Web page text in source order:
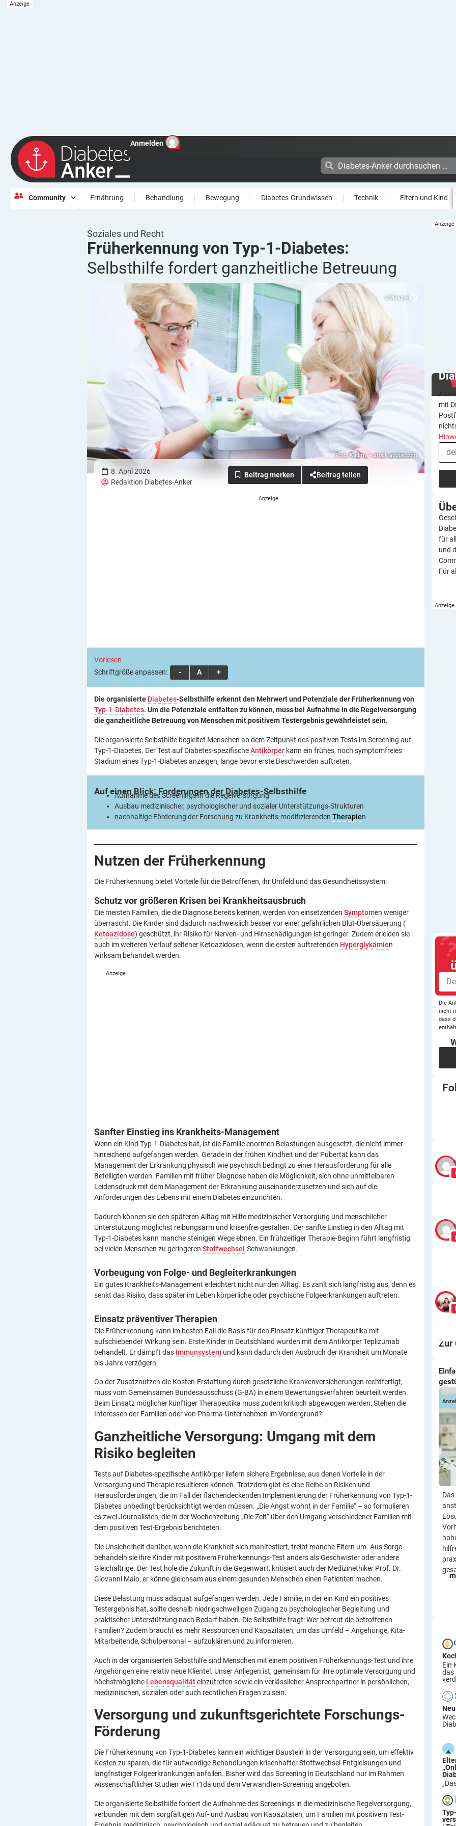
Anmelden
Community Ernährung Behandlung Bewegung Diabetes-Grundwissen Technik Eltern und Kind
Soziales und Recht
Früherkennung von Typ-1-Diabetes:
Selbsthilfe fordert ganzheitliche Betreuung
3 Minuten
Foto: Kadmy – stock.adobe.com
8. April 2026
Redaktion Diabetes-Anker
Beitrag teilen
Vorlesen
Schriftgröße anpassen:
A A A
Die organisierte Diabetes-Selbsthilfe erkennt den Mehrwert und Potenziale der Früherkennung von
Typ-1-Diabetes. Um die Potenziale entfalten zu können, muss bei Aufnahme in die Regelversorgung
die ganzheitliche Betreuung von Menschen mit positivem Testergebnis gewährleistet sein.
Die organisierte Selbsthilfe begleitet Menschen ab dem Zeitpunkt des positiven Tests im Screening auf
Typ-1-Diabetes. Der Test auf Diabetes-spezifischeAntikörper kann ein frühes, noch symptomfreies
Stadium eines Typ-1-Diabetes anzeigen, lange bevor erste Beschwerden auftreten.
Auf einen Blick: Forderungen der Diabetes-Selbsthilfe
Aufnahme des Screenings in die Regelversorgung
Ausbau medizinischer, psychologischer und sozialer Unterstützungs-Strukturen
nachhaltige Förderung der Forschung zu Krankheits-modifizierenden Therapien
Nutzen der Früherkennung
Die Früherkennung bietet Vorteile für die Betroffenen, ihr Umfeld und das Gesundheitssystem:
Schutz vor größeren Krisen bei Krankheitsausbruch
Die meisten Familien, die die Diagnose bereits kennen, werden von einsetzenden Symptomen weniger
überrascht. Die Kinder sind dadurch nachweislich besser vor einer gefährlichen Blut-Übersäuerung (
Ketoazidose) geschützt, ihr Risiko für Nerven- und Hirnschädigungen ist geringer. Zudem erleiden sie
auch im weiteren Verlauf seltener Ketoazidosen, wenn die ersten auftretenden Hyperglykämien
wirksam behandelt werden.
Sanfter Einstieg ins Krankheits-Management
Wenn ein Kind Typ-1-Diabetes hat, ist die Familie enormen Belastungen ausgesetzt, die nicht immer
hinreichend aufgefangen werden. Gerade in der frühen Kindheit und der Pubertät kann das
Management der Erkrankung physisch wie psychisch bedingt zu einer Herausforderung für alle
Beteiligten werden. Familien mit früher Diagnose haben die Möglichkeit, sich ohne unmittelbaren
Leidensdruck mit dem Management der Erkrankung auseinanderzusetzen und sich auf die
Anforderungen des Lebens mit einem Diabetes einzurichten.
Dadurch können sie den späteren Alltag mit Hilfe medizinischer Versorgung und menschlicher
Unterstützung möglichst reibungsarm und krisenfrei gestalten. Der sanfte Einstieg in den Alltag mit
Typ-1-Diabetes kann manche steinigen Wege ebnen. Ein frühzeitiger Therapie-Beginn führt langfristig
bei vielen Menschen zu geringeren Stoffwechsel -Schwankungen.
Vorbeugung von Folge- und Begleiterkrankungen
Ein gutes Krankheits-Management erleichtert nicht nur den Alltag. Es zahlt sich langfristig aus, denn es
senkt das Risiko, dass später im Leben körperliche oder psychische Folgeerkrankungen auftreten.
Einsatz präventiverTherapien
Die Früherkennung kann im besten Fall die Basis für den Einsatz künftiger Therapeutika mit
aufschiebender Wirkung sein. Erste Kinder in Deutschland wurden mit dem Antikörper Teplizumab
behandelt. Er dämpft das Immunsystem und kann dadurch den Ausbruch der Krankheit um Monate
bis Jahre verzögern.
Ob der Zusatznutzen die Kosten-Erstattung durch gesetzliche Krankenversicherungen rechtfertigt,
muss vom Gemeinsamen Bundesausschuss (G-BA) in einem Bewertungsverfahren beurteilt werden.
Beim Einsatz möglicher künftiger Therapeutika muss zudem kritisch abgewogen werden: Stehen die
Interessen der Familien oder von Pharma-Unternehmen im Vordergrund?
Ganzheitliche Versorgung: Umgang mit dem
Risiko begleiten
Tests auf Diabetes-spezifische Antikörper liefern sichere Ergebnisse, aus denen Vorteile in der
Versorgung und Therapie resultieren können. Trotzdem gibt es eine Reihe an Risiken und
Herausforderungen, die im Fall der flächendeckenden Implementierung der Früherkennung von Typ-1-
Diabetes unbedingt berücksichtigt werden müssen. „Die Angst wohnt in der Familie“ – so formulieren
es zwei Journalisten, die in der Wochenzeitung „Die Zeit“ über den Umgang verschiedener Familien mit
dem positiven Test-Ergebnis berichteten.
Die Unsicherheit darüber, wann die Krankheit sich manifestiert, treibt manche Eltern um. Aus Sorge
behandeln sie ihre Kinder mit positivem Früherkennungs-Test anders als Geschwister oder andere
Gleichaltrige. Der Test hole die Zukunft in die Gegenwart, kritisiert auch der Medizinethiker Prof. Dr.
Giovanni Maio, er könne gleichsam aus einem gesunden Menschen einen Patienten machen.
Diese Belastung muss adäquat aufgefangen werden. Jede Familie, in der ein Kind ein positives
Testergebnis hat, sollte deshalb niedrigschwelligen Zugang zu psychologischer Begleitung und
praktischer Unterstützung nach Bedarf haben. Die Selbsthilfe fragt: Wer betreut die betroffenen
Familien? Zudem braucht es mehr Ressourcen und Kapazitäten, um das Umfeld – Angehörige, Kita-
Mitarbeitende, Schulpersonal – aufzuklären und zu informieren.
Auch in der organisierten Selbsthilfe sind Menschen mit einem positiven Früherkennungs-Test und ihre
Angehörigen eine relativ neue Klientel. Unser Anliegen ist, gemeinsam für ihre optimale Versorgung und
höchstmögliche Lebensqualitäteinzutreten sowie ein verlässlicher Ansprechpartner in persönlichen,
medizinischen, sozialen oder auch rechtlichen Fragen zu sein.
Versorgung und zukunftsgerichtete Forschungs-
Förderung
Die Früherkennung von Typ-1-Diabetes kann ein wichtiger Baustein in der Versorgung sein, um effektiv
Kosten zu sparen, die für aufwendige Behandlungen krisenhafter Stoffwechsel-Entgleisungen und
langfristiger Folgeerkrankungen anfallen. Bisher wird das Screening in Deutschland nur im Rahmen
wissenschaftlicher Studien wie Fr1da und dem Verwandten-Screening angeboten.
Die organisierte Selbsthilfe fordert die Aufnahme des Screenings in die medizinische Regelversorgung,
verbunden mit dem sorgfältigen Auf- und Ausbau von Kapazitäten, um Familien mit positivem Test-
Alle
mit
für
und
Für
Die
nicht
dass
enthält.
Zur
Ein
das